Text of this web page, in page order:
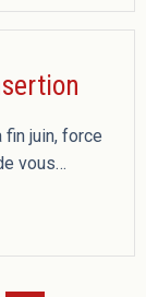
juin, force
vous…